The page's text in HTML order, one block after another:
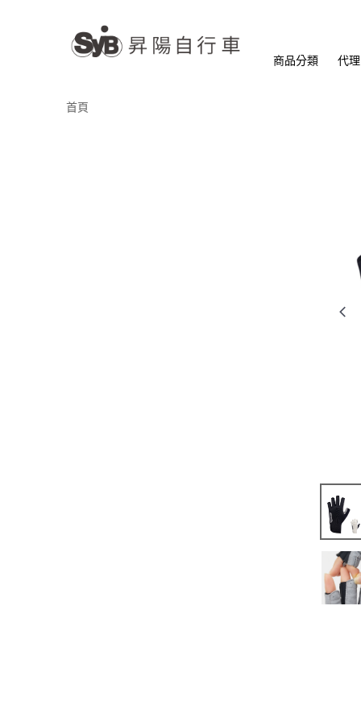
商品分類 代
首頁